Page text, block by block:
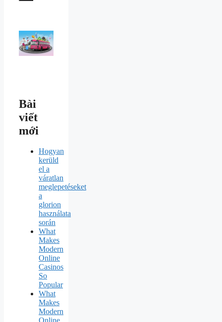
Bài
viết
mới
Hogyan
kerüld
el a
váratlan
meglepetéseket
a
glorion
használata
során
What
Makes
Modern
Online
Casinos
So
Popular
What
Makes
Modern